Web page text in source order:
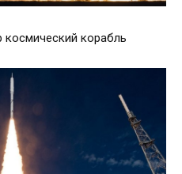
корабль